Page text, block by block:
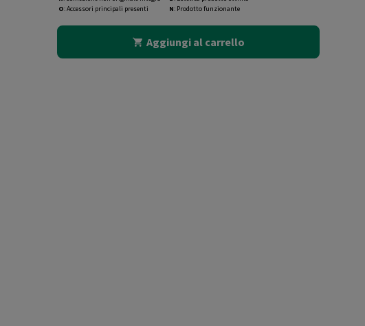
O: Accessori principali presenti
N: Prodotto funzionante
Aggiungi al carrello